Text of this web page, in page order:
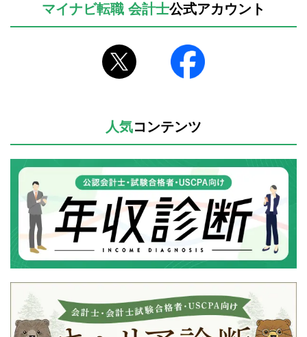
マイナビ転職 会計士公式アカウント
人気コンテンツ